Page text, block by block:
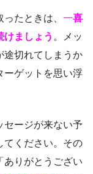
たときは、 一喜
けましょう 。メッ
途切れてしまうか
ーゲットを思い浮
セージが来ない予
てください。その
ありがとうござい